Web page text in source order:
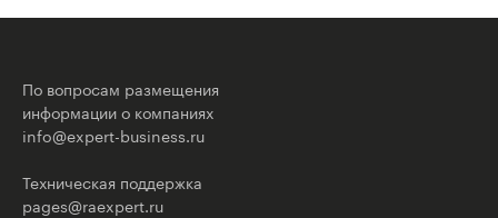
По вопросам размещения
информации о компаниях
info@expert-business.ru
Техническая поддержка
pages@raexpert.ru